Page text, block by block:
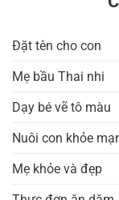
Đặt tên cho con
Mẹ bầu Thai nhi
Dạy bé vẽ tô màu
Nuôi con khỏe
Mẹ khỏe và đẹp